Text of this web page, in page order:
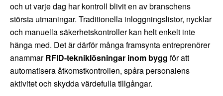
och ut varje dag har kontroll blivit en av branschens
största utmaningar. Traditionella inloggningslistor, nycklar
och manuella säkerhetskontroller kan helt enkelt inte
hänga med. Det är därför många framsynta entreprenörer
anammarRFID-tekniklösningar inom bygg för att
automatisera åtkomstkontrollen, spåra personalens
aktivitet och skydda värdefulla tillgångar.